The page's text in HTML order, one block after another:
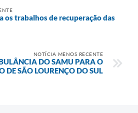
os trabalhos de recuperação das
NOTÍCIA MENOS RECENTE
DO SAMU PARA O
DE SÃO LOURENÇO DO SUL